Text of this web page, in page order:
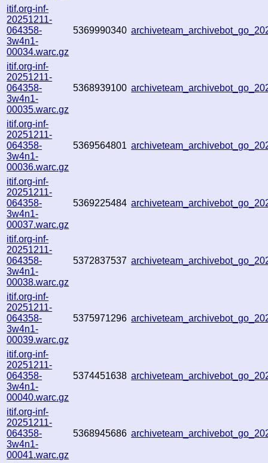
itif.org-inf-
20251211-
064358-
3w4n1-
00034.warc.gz
5369990340
itif.org-inf-
20251211-
064358-
3w4n1-
00035.warc.gz
5368939100
itif.org-inf-
20251211-
064358-
3w4n1-
00036.warc.gz
5369564801
itif.org-inf-
20251211-
064358-
3w4n1-
00037.warc.gz
5369225484
itif.org-inf-
20251211-
064358-
3w4n1-
00038.warc.gz
5372837537
itif.org-inf-
20251211-
064358-
3w4n1-
00039.warc.gz
5375971296
itif.org-inf-
20251211-
064358-
3w4n1-
00040.warc.gz
5374451638
itif.org-inf-
20251211-
064358-
3w4n1-
00041.warc.gz
5368945686